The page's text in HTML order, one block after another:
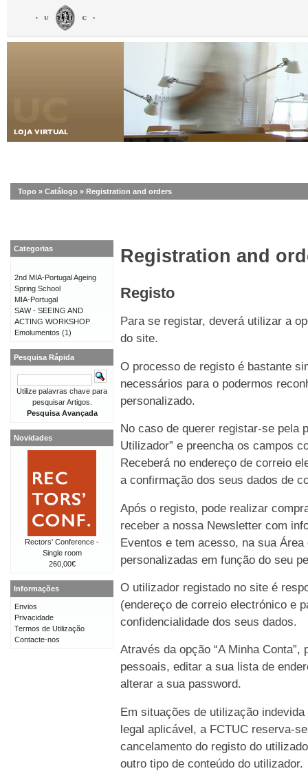
Topo » Catálogo » Registration and orders
Registration and
Registo
Para se registar, deverá utilizar a
do site.
O processo de registo é bastante
necessários para o podermos
personalizado.
No caso de querer registar-se pela
Utilizador” e preencha os campos
Receberá no endereço de correio
a confirmação dos seus dados de
Após o registo, pode realizar
receber a nossa Newsletter com
Eventos e tem acesso, na sua
personalizadas em função do seu
O utilizador registado no site é
(endereço de correio electrónico e
confidencialidade dos seus dados.
Através da opção “A Minha
pessoais, editar a sua lista de
alterar a sua password.
Em situações de utilização
legal aplicável, a FCTUC reserva-
cancelamento do registo do
outro tipo de conteúdo do utilizador.
Categorias
2nd MIA-Portugal Ageing
Spring School
MIA-Portugal
SAW - SEEING AND
ACTING WORKSHOP
Emolumentos (1)
Pesquisa Rápida
Utilize palavras chave para
pesquisar Artigos.
Pesquisa Avançada
Novidades
Rectors' Conference -
Single room
260,00€
Informações
Envios
Privacidade
Termos de Utilização
Contacte-nos